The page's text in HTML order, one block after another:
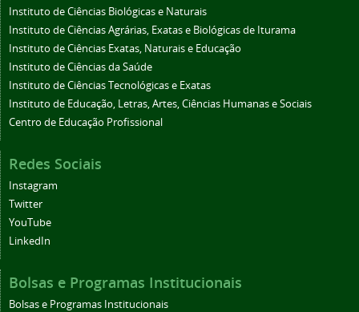
Instituto de Ciências Biológicas e Naturais
Instituto de Ciências Agrárias, Exatas e Biológicas de Iturama
Instituto de Ciências Exatas, Naturais e Educação
Instituto de Ciências da Saúde
Instituto de Ciências Tecnológicas e Exatas
Instituto de Educação, Letras, Artes, Ciências Humanas e Sociais
Centro de Educação Profissional
Redes Sociais
Instagram
Twitter
YouTube
LinkedIn
Bolsas e Programas Institucionais
Bolsas e Programas Institucionais